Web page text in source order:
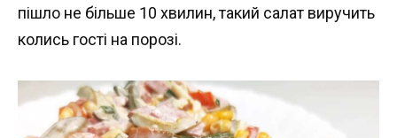
пішло не більше 10 хвилин, такий салат виручить
колись гості на порозі.